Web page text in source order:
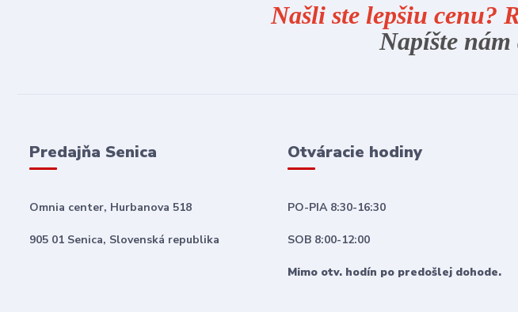
Našli ste lepšiu cenu?
Napíšte nám
Predajňa Senica
Omnia center, Hurbanova 518
905 01 Senica, Slovenská republika
Otváracie hodiny
PO-PIA 8:30-16:30
SOB 8:00-12:00
Mimo otv. hodín po predošlej dohode.